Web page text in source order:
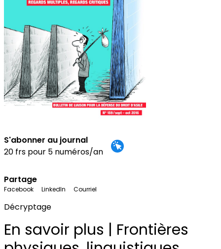
S'abonner au journal
20 frs pour 5 numéros/an
Partage
Facebook LinkedIn Courriel
Décryptage
En savoir plus | Frontières